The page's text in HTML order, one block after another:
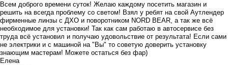
Всем доброго времени суток! Желаю каждому посетить магазин и
решить на всегда проблему со светом! Взял у ребят на свой Аутлендер
фирменные линзы с ДХО и поворотником NORD BEAR, а так же всё
необходимое для установки! Так как сам работаю в автосервисе без
труда всё установил и получаю удовольствие от результата! Если сами
не электрики и с машиной на "Вы" то советую доверить установку
знающим мастерам! Можете остаться без фар)
Елена